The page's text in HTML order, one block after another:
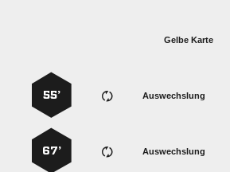
Gelbe Karte
Auswechslung
55’
Auswechslung
67’